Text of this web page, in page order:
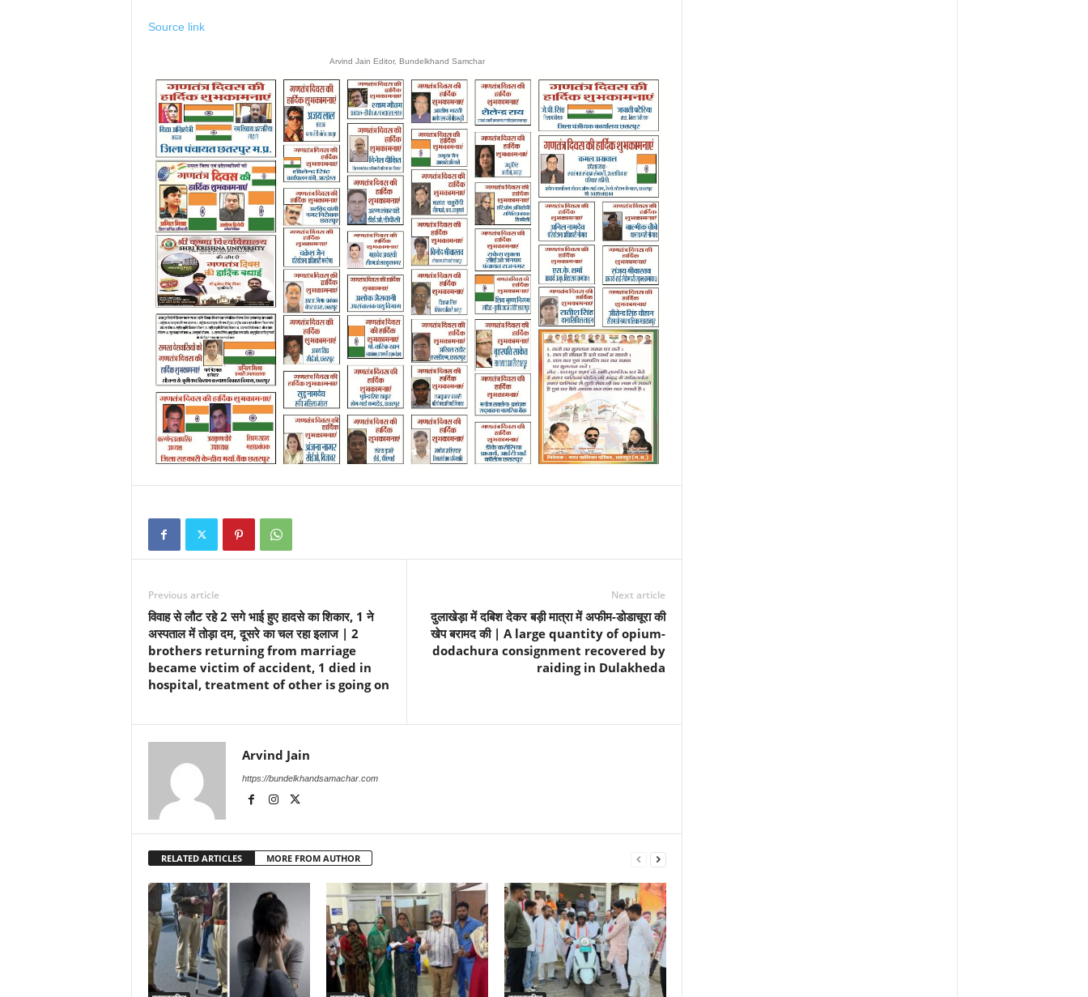
Source link
Arvind Jain Editor, Bundelkhand Samchar
Previous article
विवाह से लौट रहे 2 सगे भाई हुए हादसे का शिकार, 1 ने
अस्पताल में तोड़ा दम, दूसरे का चल रहा इलाज | 2
brothers returning from marriage
became victim of accident, 1 died in
hospital, treatment of other is going on
Next article
दुलाखेड़ा में दबिश देकर बड़ी मात्रा में अफीम-डोडाचूरा की
खेप बरामद की | A large quantity of opium-
dodachura consignment recovered by
raiding in Dulakheda
Arvind Jain
https://bundelkhandsamachar.com
RELATED ARTICLES MORE FROM AUTHOR